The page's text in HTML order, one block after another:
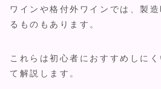
ワインや格付外ワインでは、製
るものもあります。
これらは初心者におすすめしに
て解説します。